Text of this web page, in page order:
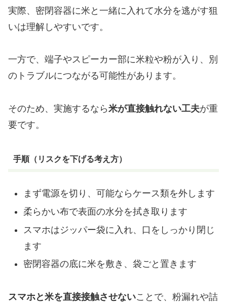
実際、密閉容器に米と一緒に入れて水分を逃がす狙
いは理解しやすいです。
一方で、端子やスピーカー部に米粒や粉が入り、別
のトラブルにつながる可能性があります。
そのため、実施するなら米が直接触れない工夫が重
要です。
手順（リスクを下げる考え方）
まず電源を切り、可能ならケース類を外します
柔らかい布で表面の水分を拭き取ります
スマホはジッパー袋に入れ、口をしっかり閉じ
ます
密閉容器の底に米を敷き、袋ごと置きます
スマホと米を直接接触させないことで、粉漏れや詰